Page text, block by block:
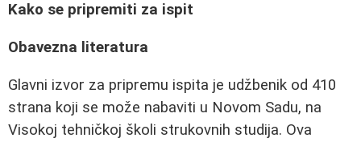
Kako se pripremiti za ispit
Obavezna literatura
Glavni izvor za pripremu ispita je udžbenik od 410
strana koji se može nabaviti u Novom Sadu, na
Visokoj tehničkoj školi strukovnih studija. Ova